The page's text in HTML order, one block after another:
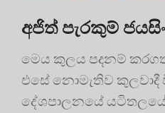
අජිත් පැරකුම්
මෙය කුලය පදනම්
එසේ නොමැතිව කුලවාදී
දේශපාලනයේ